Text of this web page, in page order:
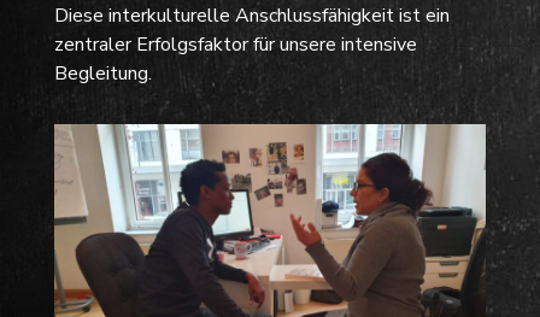
Diese interkulturelle Anschlussfähigkeit ist ein
zentraler Erfolgsfaktor für unsere intensive
Begleitung.